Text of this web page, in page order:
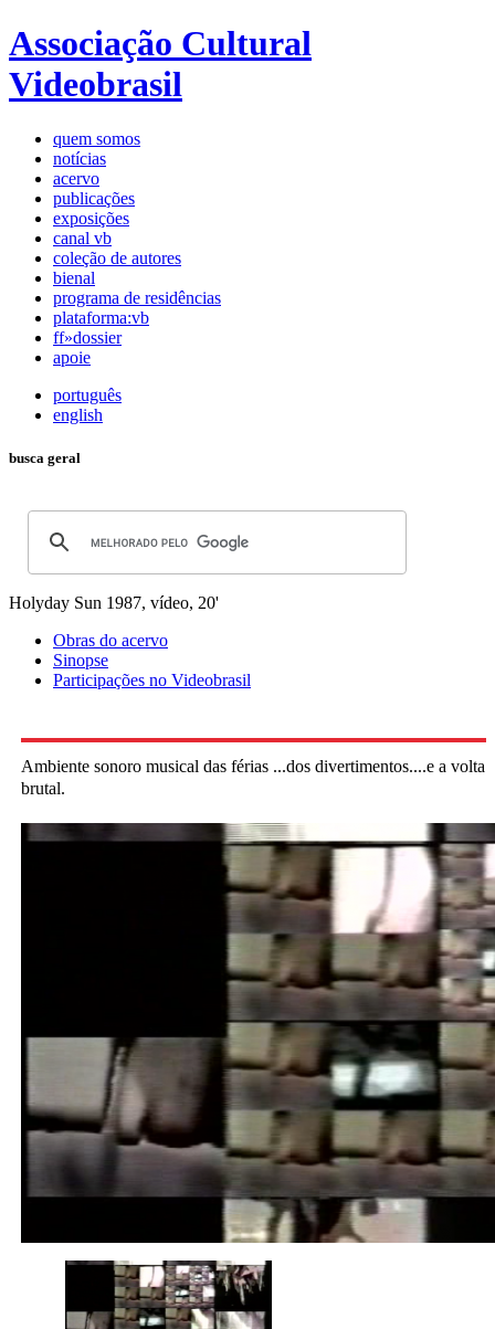
Associação Cultural
Videobrasil
quem somos
notícias
acervo
publicações
exposições
canal vb
coleção de autores
bienal
programa de residências
plataforma:vb
ff»dossier
apoie
português
english
busca geral
Holyday Sun 1987, vídeo, 20'
Obras do acervo
Sinopse
Participações no Videobrasil
Ambiente sonoro musical das férias ...dos divertimentos....e a volta
brutal.